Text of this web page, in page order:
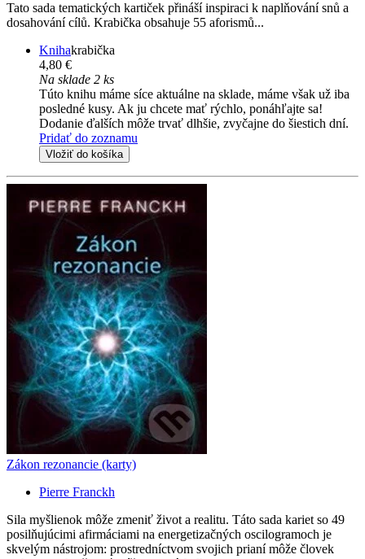
Tato sada tematických kartiček přináší inspiraci k naplňování snů a
dosahování cílů. Krabička obsahuje 55 aforismů...
Knihakrabička
4,80 €
Na sklade 2 ks
Túto knihu máme síce aktuálne na sklade, máme však už iba
posledné kusy. Ak ju chcete mať rýchlo, ponáhľajte sa!
Dodanie ďalších môže trvať dlhšie, zvyčajne do šiestich dní.
Pridať do zoznamu
Vložiť do košíka
Zákon rezonancie (karty)
Pierre Franckh
Sila myšlienok môže zmeniť život a realitu. Táto sada kariet so 49
posilňujúcimi afirmáciami na energetizačných oscilogramoch je
skvelým nástrojom: prostredníctvom svojich prianí môže človek